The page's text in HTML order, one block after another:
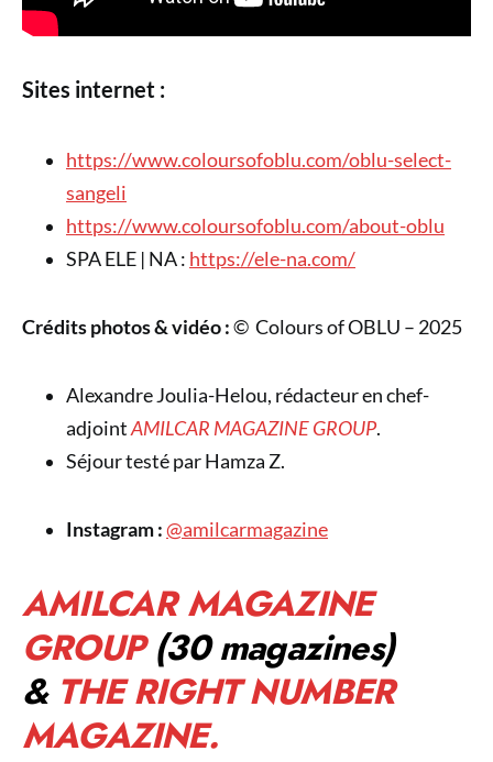
Sites internet :
https://www.coloursofoblu.com/oblu-select-
sangeli
https://www.coloursofoblu.com/about-oblu
SPA ELE | NA : https://ele-na.com/
Crédits photos & vidéo :© Colours of OBLU – 2025
Alexandre Joulia-Helou, rédacteur en chef-
adjointAMILCAR MAGAZINE GROUP.
Séjour testé par Hamza Z.
Instagram :@amilcarmagazine
AMILCAR MAGAZINE
GROUP (30 magazines)
& THE RIGHT NUMBER
MAGAZINE.